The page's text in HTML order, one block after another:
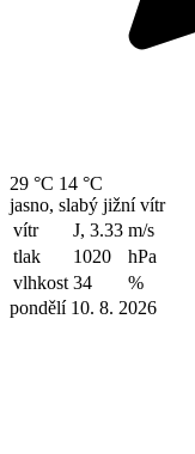
29 °C 14 °C
jasno, slabý jižní vítr
vítr
J, 3.33 m/s
tlak
1020
hPa
vlhkost 34
%
pondělí 10. 8. 2026